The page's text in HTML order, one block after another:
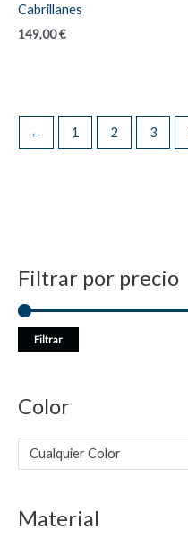
Filtrar por precio
Filtrar
Color
Cualquier Color
Material
Cabrillanes
149,00€
← 1 2 3